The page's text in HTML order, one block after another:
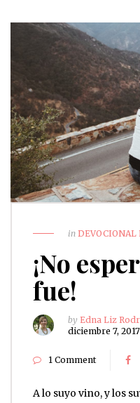
in DEVOCIONAL
¡No
fue!
by Edna Liz
diciembre 7, 2017
1 Comment
A lo suyo vino, y los